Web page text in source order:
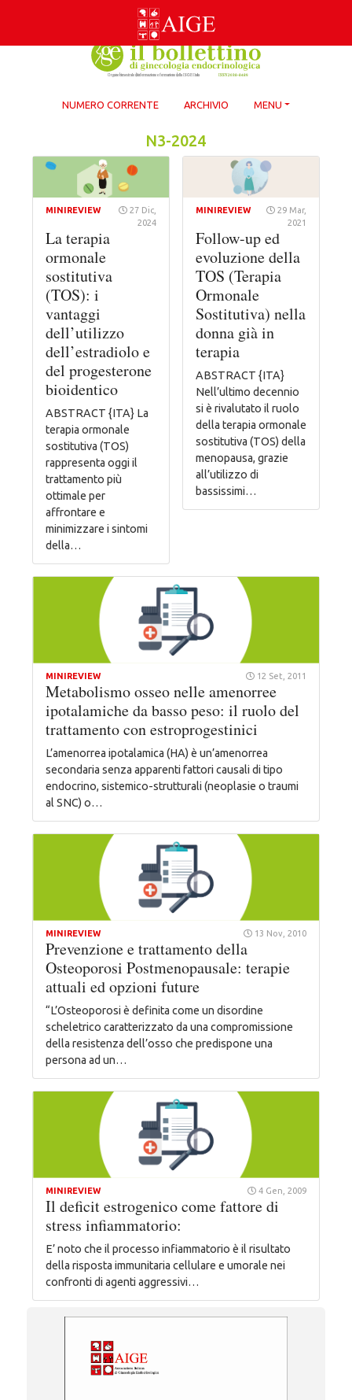
NUMERO CORRENTE ARCHIVIO MENU
N3-2024
MINIREVIEW
27 Dic,
2024
La terapia
ormonale
sostitutiva
(TOS): i
vantaggi
dell’utilizzo
dell’estradiolo e
del progesterone
bioidentico
ABSTRACT {ITA} La
terapia ormonale
sostitutiva (TOS)
rappresenta oggi il
trattamento più
ottimale per
affrontare e
minimizzare i sintomi
della…
MINIREVIEW
29 Mar,
2021
Follow-up ed
evoluzione della
TOS (Terapia
Ormonale
Sostitutiva) nella
donna già in
terapia
ABSTRACT {ITA}
Nell’ultimo decennio
si è rivalutato il ruolo
della terapia ormonale
sostitutiva (TOS) della
menopausa, grazie
all’utilizzo di
bassissimi…
MINIREVIEW 12 Set, 2011
Metabolismo osseo nelle amenorree
ipotalamiche da basso peso: il ruolo del
trattamento con estroprogestinici
L’amenorrea ipotalamica (HA) è un’amenorrea
secondaria senza apparenti fattori causali di tipo
endocrino, sistemico-strutturali (neoplasie o traumi
al SNC) o…
MINIREVIEW 13 Nov, 2010
Prevenzione e trattamento della
Osteoporosi Postmenopausale: terapie
attuali ed opzioni future
“L’Osteoporosi è definita come un disordine
scheletrico caratterizzato da una compromissione
della resistenza dell’osso che predispone una
persona ad un…
MINIREVIEW 4 Gen, 2009
Il deficit estrogenico come fattore di
stress infiammatorio:
E’ noto che il processo infiammatorio è il risultato
della risposta immunitaria cellulare e umorale nei
confronti di agenti aggressivi…